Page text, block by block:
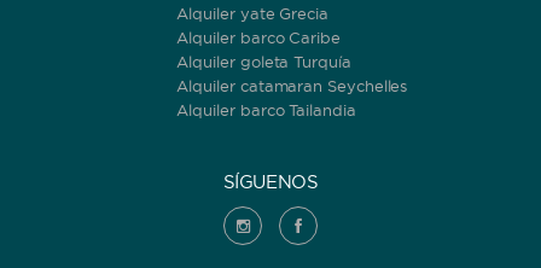
Alquiler yate Grecia
Alquiler barco Caribe
Alquiler goleta Turquía
Alquiler catamaran Seychelles
Alquiler barco Tailandia
SÍGUENOS